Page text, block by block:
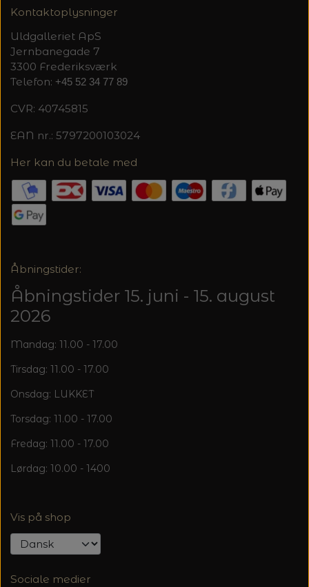
Kontaktoplysninger
Uldgalleriet ApS
Jernbanegade 7
3300 Frederiksværk
Telefon: +45 52 34 77 89
CVR: 40745815
EAN nr.: 5797200103024
Her kan du betale med
Åbningstider:
Åbningstider 15. juni - 15. august
2026
Mandag: 11.00 - 17.00
Tirsdag: 11.00 - 17.00
Onsdag: LUKKET
Torsdag: 11.00 - 17.00
Fredag: 11.00 - 17.00
Lørdag: 10.00 - 1400
Vis på shop
Sociale medier